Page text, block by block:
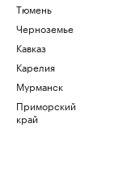
Тюмень
Черноземье
Кавказ
Карелия
Мурманск
Приморский
край